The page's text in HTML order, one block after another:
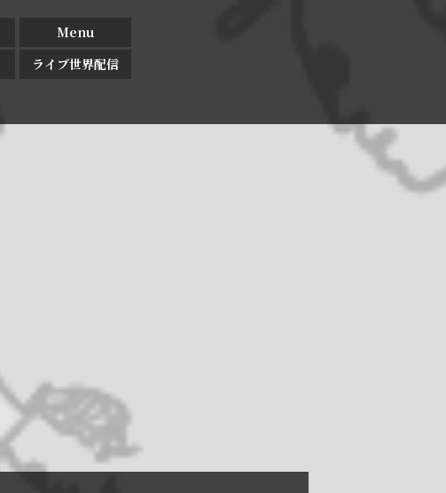
Menu
ライブ世界配信